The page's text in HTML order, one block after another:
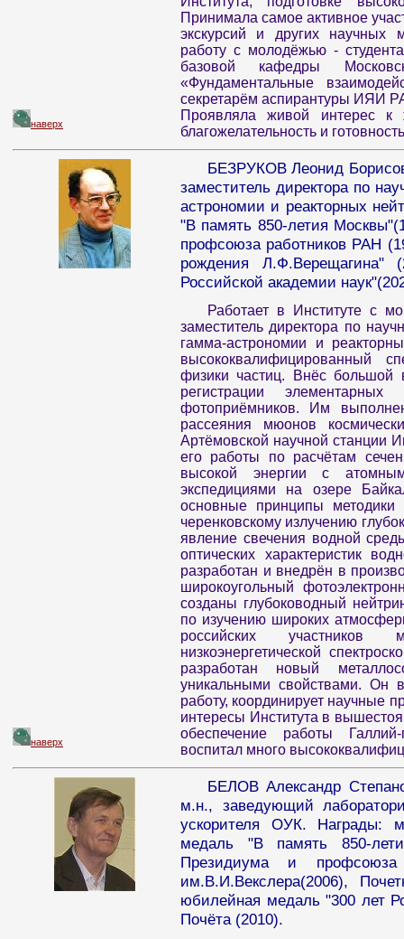
Принимала самое активное
экскурсий и других научных
работу с молодёжью -
базовой кафедры
«Фундаментальные
секретарём аспирантуры ИЯИ
Проявляла живой интерес к
благожелательность и
наверх
БЕЗРУКОВ Леонид
заместитель директора по
астрономии и реакторных
"В память 850-летия
профсоюза работников РАН
рождения Л.Ф.Верещагина"
Российской академии
Работает в Институте с
заместитель директора по
гамма-астрономии и
высококвалифицированный
физики частиц. Внёс большой
регистрации
фотоприёмников. Им
рассеяния мюонов
Артёмовской научной станции
его работы по расчётам
высокой энергии с
экспедициями на озере
основные принципы методики
черенковскому излучению
явление свечения водной
оптических характеристик
разработан и внедрён в
широкоугольный
созданы глубоководный
по изучению широких
российских участников
низкоэнергетической
разработан новый
уникальными свойствами. Он
работу, координирует научные
интересы Института в
обеспечение работы Галлий-
воспитал много
наверх
БЕЛОВ Александр
м.н., заведующий
ускорителя ОУК. Награды:
медаль "В память 850-
Президиума и
им.В.И.Векслера(2006),
юбилейная медаль "300 лет
Почёта (2010).